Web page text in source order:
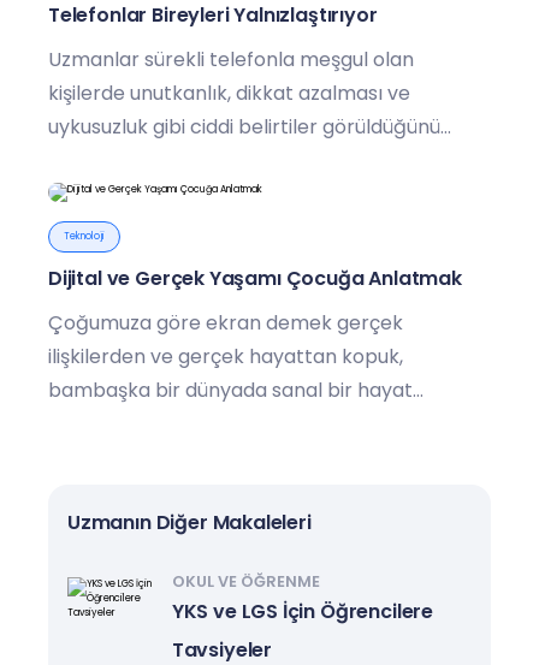
Telefonlar Bireyleri Yalnızlaştırıyor
Uzmanlar sürekli telefonla meşgul olan
kişilerde unutkanlık, dikkat azalması ve
uykusuzluk gibi ciddi belirtiler görüldüğünü
Teknoloji
Dijital ve Gerçek Yaşamı Çocuğa Anlatmak
Çoğumuza göre ekran demek gerçek
ilişkilerden ve gerçek hayattan kopuk,
bambaşka bir dünyada sanal bir hayat
Uzmanın Diğer Makaleleri
OKUL VE ÖĞRENME
YKS ve LGS İçin Öğrencilere
Tavsiyeler